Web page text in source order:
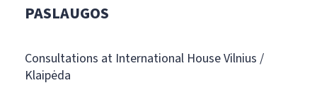
PASLAUGOS
Consultations at International House Vilnius /
Klaipėda